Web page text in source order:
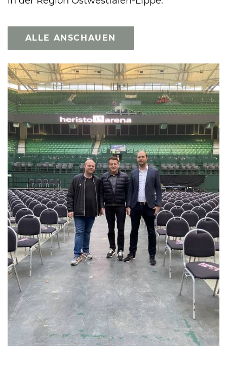
ALLE ANSCHAUEN